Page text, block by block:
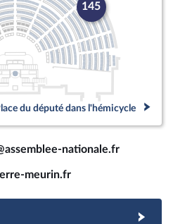
145
du député dans l'hémicycle
nationale.fr
meurin.fr